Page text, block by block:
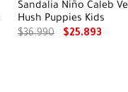
Sandalia Niño Caleb
Hush Puppies Kids
$36.990 $25.893